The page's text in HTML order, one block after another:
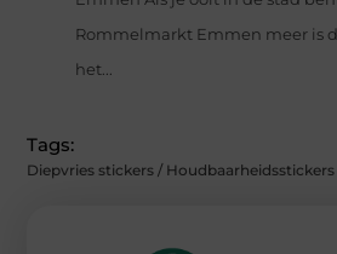
Rommelmarkt Emmen meer is
het...
Tags:
Diepvries stickers / Houdbaarheidsstickers